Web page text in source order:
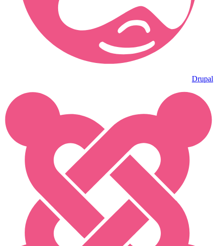
Drupal